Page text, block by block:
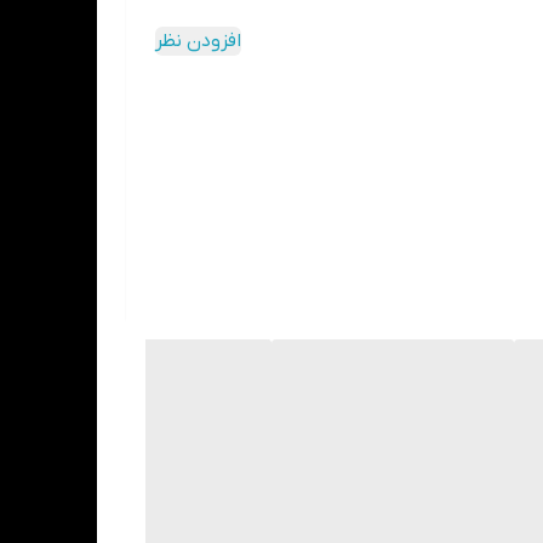
دهد.
می باشد به همین دلیل این محصول با نام
افزودن نظر